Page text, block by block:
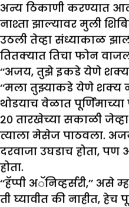
अन्य ठिकाणी करण्यात
नाश्ता झाल्यावर मुली
उठली तेव्हा संध्याकाळ
तितक्यात तिचा फोन
‘‘अजय, तुझे इकडे येणे शक्य
‘‘मला तुझ्याकडे येणे शक्य
थोडयाच वेळात
२० तारखेच्या सकाळी
त्याला मेसेज पाठवला.
दरवाजा उघडाच होता,
होता.
‘‘हॅप्पी अॅनिव्हर्सरी,’’
ती घ्यावीत की नाहीत,